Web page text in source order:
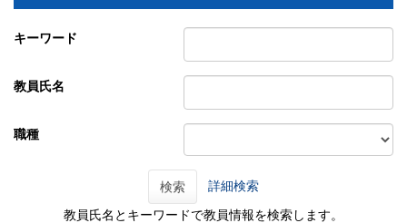
キーワード
教員氏名
職種
検索 詳細検索
教員氏名とキーワードで教員情報を検索します。